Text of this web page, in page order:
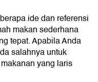
ide dan referensi
makan sederhana
tepat. Apabila Anda
salahnya untuk
yang laris